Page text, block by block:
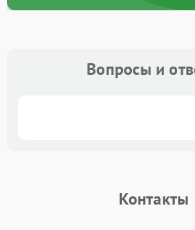
Вопросы и
Контакты